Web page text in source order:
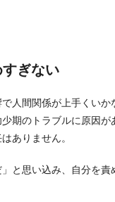
ぎない
人間関係が上手くいか
期のトラブルに原因が
ありません。
」と思い込み、自分を